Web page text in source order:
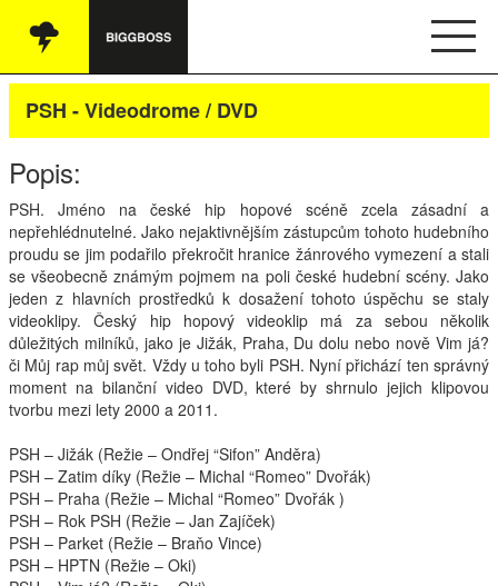
Vše
Audio
Oblečení
Knihy
Ostatní
English
Kontakt
Interpreti
PSH - Videodrome / DVD
Popis:
PSH. Jméno na české hip hopové scéně zcela zásadní a
nepřehlédnutelné. Jako nejaktivnějším zástupcům tohoto hudebního
proudu se jim podařilo překročit hranice žánrového vymezení a stali
se všeobecně známým pojmem na poli české hudební scény. Jako
jeden z hlavních prostředků k dosažení tohoto úspěchu se staly
videoklipy. Český hip hopový videoklip má za sebou několik
důležitých milníků, jako je Jižák, Praha, Du dolu nebo nově Vim já?
či Můj rap můj svět. Vždy u toho byli PSH. Nyní přichází ten správný
moment na bilanční video DVD, které by shrnulo jejich klipovou
tvorbu mezi lety 2000 a 2011.
PSH – Jižák (Režie – Ondřej “Sifon” Anděra)
PSH – Zatim díky (Režie – Michal “Romeo” Dvořák)
PSH – Praha (Režie – Michal “Romeo” Dvořák )
PSH – Rok PSH (Režie – Jan Zajíček)
PSH – Parket (Režie – Braňo Vince)
PSH – HPTN (Režie – Oki)